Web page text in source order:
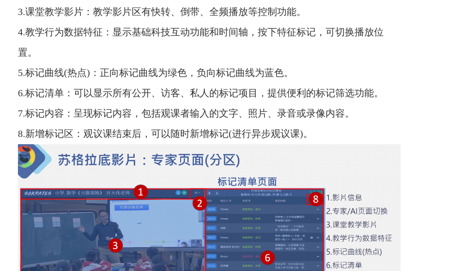
3.课堂教学影片：教学影片区有快转、倒带、全频播放等控制功能。
4.教学行为数据特征：显示基础科技互动功能和时间轴，按下特征标记，可切换播放位
置。
5.标记曲线(热点)：正向标记曲线为绿色，负向标记曲线为蓝色。
6.标记清单：可以显示所有公开、访客、私人的标记项目，提供便利的标记筛选功能。
7.标记内容：呈现标记内容，包括观课者输入的文字、照片、录音或录像内容。
8.新增标记区：观议课结束后，可以随时新增标记(进行异步观议课)。